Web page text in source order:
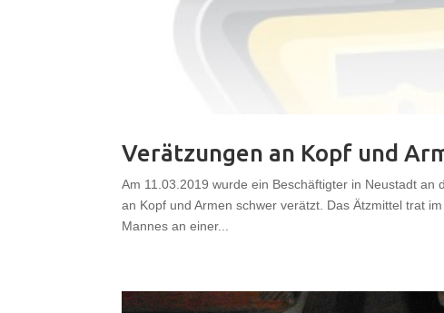
Verätzungen an Kopf und
Am 11.03.2019 wurde ein Beschäftigter in Neustadt
an Kopf und Armen schwer verätzt. Das Ätzmittel trat
Mannes an einer...